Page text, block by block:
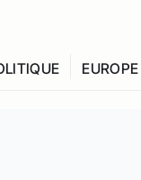
EUROPE